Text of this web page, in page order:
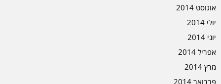
אוגוסט 2014
יולי 2014
יוני 2014
אפריל 2014
מרץ 2014
פברואר 2014